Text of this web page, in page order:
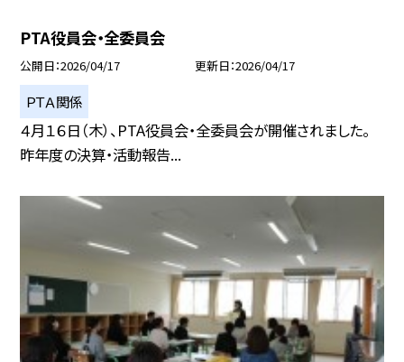
PTA役員会・全委員会
公開日 2026/04/17 更新日 2026/04/17
ＰＴＡ関係
４月１６日（木）、PTA役員会・全委員会が開催されました。
昨年度の決算・活動報告...